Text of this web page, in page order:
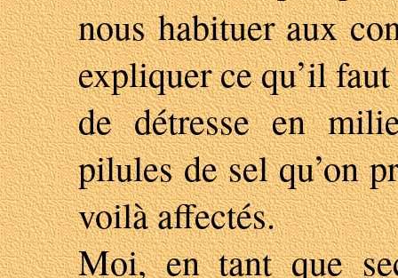
nous habituer aux
expliquer ce qu’il
de détresse en
pilules de sel qu’on
voilà affectés.
Moi, en tant que